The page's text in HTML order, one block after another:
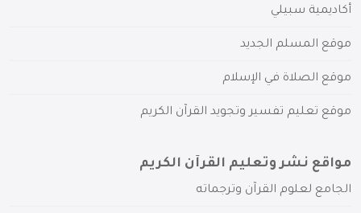
أكاديمية سبيلي
موقع المسلم الجديد
موقع الصلاة في الإسلام
موقع تعليم تفسير وتجويد القرآن الكريم
مواقع نشر وتعليم القرآن الكريم
الجامع لعلوم القرآن وترجماته